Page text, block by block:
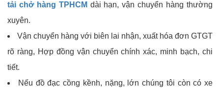
tải chở hàng TPHCM dài hạn, vận chuyển hàng thường
xuyên.
Vận chuyển hàng với biên lai nhận, xuất hóa đơn GTGT
rõ ràng, Hợp đồng vận chuyển chính xác, minh bạch, chi
tiết.
Nếu đồ đạc cồng kềnh, nặng, lớn chúng tôi còn có xe